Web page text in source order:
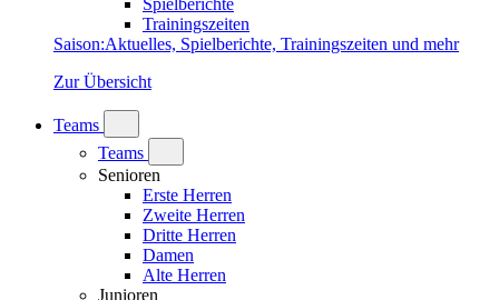
Spielberichte
Trainingszeiten
Saison:Aktuelles, Spielberichte, Trainingszeiten und mehr
Zur Übersicht
Teams
Teams
Senioren
Erste Herren
Zweite Herren
Dritte Herren
Damen
Alte Herren
Junioren